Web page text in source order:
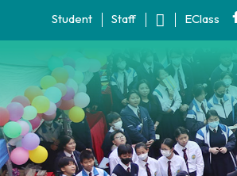
Student Staff EClass